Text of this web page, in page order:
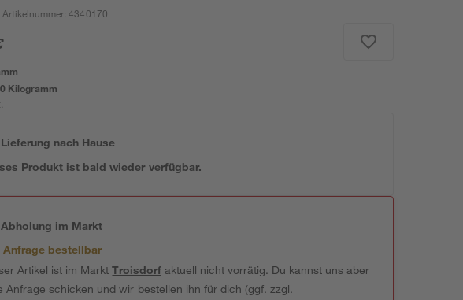
Artikelnummer:4340170
Kilogramm
Lieferung nach Hause
Produkt ist bald wieder verfügbar.
Abholung im Markt
Anfrage bestellbar
Artikel ist im MarktTroisdorfaktuell nicht vorrätig. Du kannst uns aber
Anfrage schicken und wir bestellen ihn für dich (ggf. zzgl.